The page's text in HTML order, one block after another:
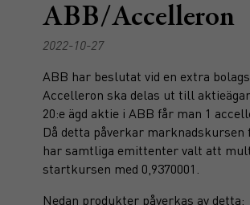
ABB/Accelleron
2022-10-27
ABB har beslutat vid en extra
Accelleron ska delas ut till
20:e ägd aktie i ABB får man 1
Då detta påverkar marknadskursen
har samtliga emittenter valt att
startkursen med 0,9370001.
Nedan produkter påverkas av detta: